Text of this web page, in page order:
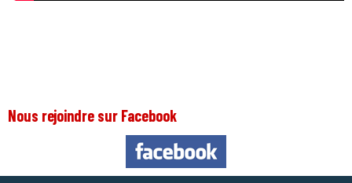
Nous rejoindre sur Facebook